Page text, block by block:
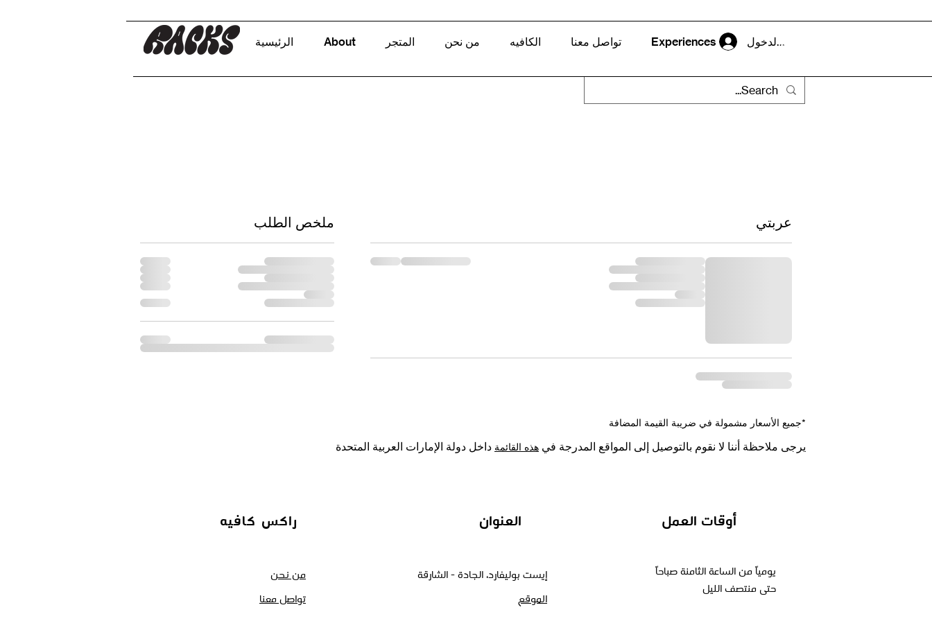
تسجيل الدخول الرئيسية About المتجر من نحن الكافيه تواصل معنا Experiences
عربتي ملخص الطلب
جميع الأسعار مشمولة في ضريبة القيمة المضافة*
يرجى ملاحظة أننا لا نقوم بالتوصيل إلى المواقع المدرجة في هذه القائمة داخل دولة الإمارات العربية المتحدة
راكس كافيه
من نحن
تواصل معنا
العنوان
إيست بوليفارد، الجادة - الشارقة
الموقع
أوقات العمل
يومياً من الساعة الثامنة صباحاً
حتى منتصف الليل